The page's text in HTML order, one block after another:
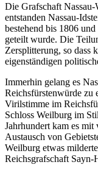
Die Grafschaft
entstanden Nassau-
bestehend bis 1806
geteilt wurde. Die
Zersplitterung, so dass
eigenständigen
Immerhin gelang es
Reichsfürstenwürde zu
Virilstimme im
Schloss Weilburg im
Jahrhundert kam es mit
Austausch von
Weilburg etwas
Reichsgrafschaft Sayn-